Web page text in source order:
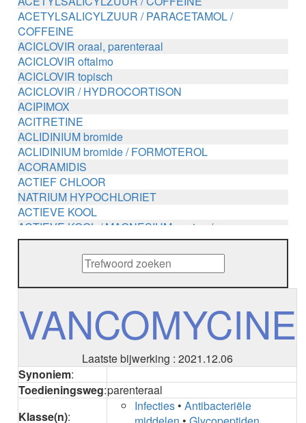
ACETYLSALICYLZUUR / PARACETAMOL /
COFFEINE
ACICLOVIR oraal, parenteraal
ACICLOVIR oftalmo
ACICLOVIR topisch
ACICLOVIR / HYDROCORTISON
ACIPIMOX
ACITRETINE
ACLIDINIUM bromide
ACLIDINIUM bromide / FORMOTEROL
ACORAMIDIS
ACTIEF CHLOOR
NATRIUM HYPOCHLORIET
ACTIEVE KOOL
ACTIEVE KOOL / MAGNESIUM zouten /
METHENAMINE
ADALIMUMAB
ADAPALEEN
ADAPALEEN / BENZOYLPEROXIDE
ADENOSINE
AESCINE
AFLIBERCEPT intravitreaal
AFLIBERCEPT parenteraal
VANCOMYCINE
Laatste bijwerking : 2021.12.06
Synoniem:
Toedieningsweg:parenteraal
Klasse(n):
Infecties •Antibacteriële